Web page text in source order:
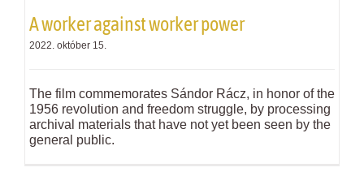
A worker against worker power
2022. október 15.
The film commemorates Sándor Rácz, in honor of the
1956 revolution and freedom struggle, by processing
archival materials that have not yet been seen by the
general public.